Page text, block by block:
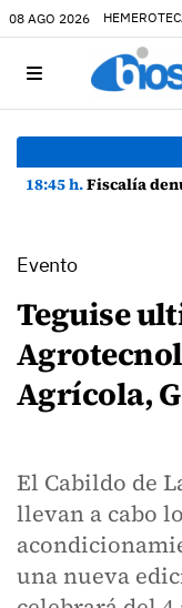
08 AGO 2026
18:45 h.Fiscalía denuncia a
Evento
Teguise
Agrícola,
El Cabildo de
llevan a cabo
una nueva